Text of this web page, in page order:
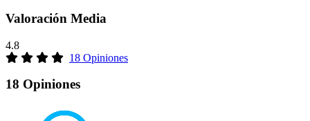
Valoración Media
4.8
18 Opiniones
18 Opiniones